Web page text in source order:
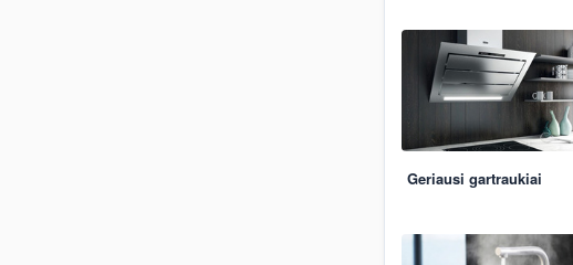
Geriausi gartraukiai